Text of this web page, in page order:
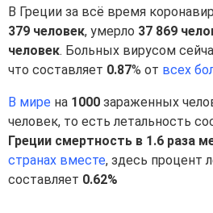
В Греции за всё время
379 человек, умерло 37 869
человек. Больных вирусом
что составляет 0.87% от всех
В мире на 1000 зараженных
человек, то есть летальность
Греции смертность в 1.6 раза
странах вместе, здесь процент
составляет 0.62%